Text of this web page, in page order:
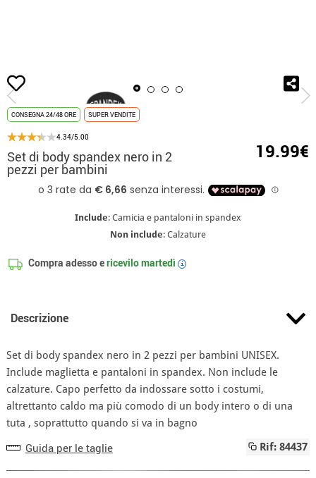
Inizio Set di body spandex nero in 2 pezzi per bambini
CONSEGNA 24/48 ORE SUPER VENDITE
4.34/5.00
Set di body spandex nero in 2
pezzi per bambini
19.99€
Include: Camicia e pantaloni in spandex
Non include: Calzature
Compra adesso ericevilomartedì i
Descrizione
Set di body spandex nero in 2 pezzi per bambini UNISEX.
Include maglietta e pantaloni in spandex. Non include le
calzature. Capo perfetto da indossare sotto i costumi,
altrettanto caldo ma più comodo di un body intero o di una
tuta , soprattutto quando si va in bagno
Guida per le taglie Rif: 84437